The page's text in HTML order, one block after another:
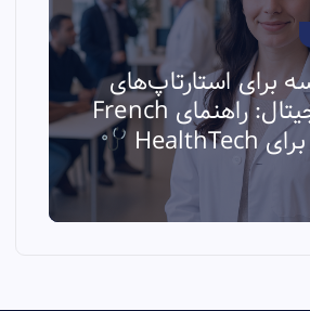
برای استارتاپ‌های
سلامت دیجیتال: راهنمای French